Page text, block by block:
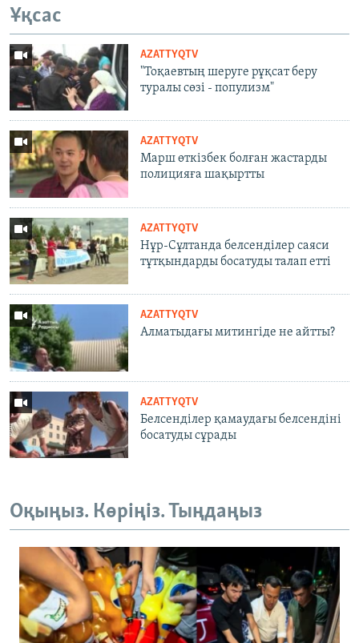
Ұқсас
AZATTYQTV
"Тоқаевтың шеруге рұқсат беру
туралы сөзі - популизм"
AZATTYQTV
Марш өткізбек болған жастарды
полицияға шақыртты
AZATTYQTV
Нұр-Сұлтанда белсенділер саяси
тұтқындарды босатуды талап етті
AZATTYQTV
Алматыдағы митингіде не айтты?
AZATTYQTV
Белсенділер қамаудағы белсендіні
босатуды сұрады
Оқыңыз. Көріңіз. Тыңдаңыз